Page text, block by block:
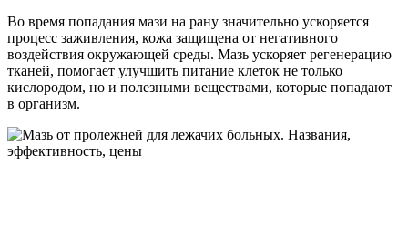
Во время попадания мази на рану значительно ускоряется
процесс заживления, кожа защищена от негативного
воздействия окружающей среды. Мазь ускоряет регенерацию
тканей, помогает улучшить питание клеток не только
кислородом, но и полезными веществами, которые попадают
в организм.